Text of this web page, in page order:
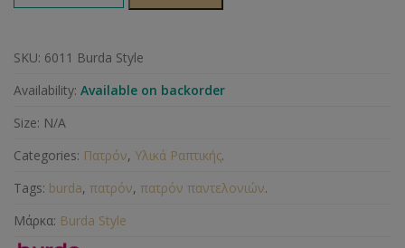
SKU: 6011 Burda Style
Availability: Available on backorder
Size: N/A
Categories: Πατρόν, Υλικά Ραπτικής.
Tags: burda, πατρόν, πατρόν παντελονιών.
Μάρκα: Burda Style